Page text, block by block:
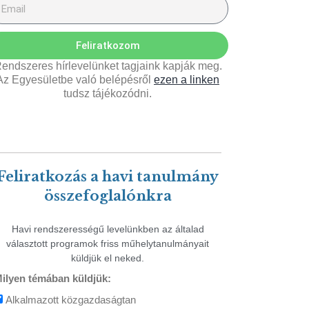
Feliratkozom
hírlevelünket tagjaink kapják meg.
Egyesületbe való belépésről ezen a linken
tudsz tájékozódni.
a havi tanulmány
összefoglalónkra
Havi rendszerességű levelünkben az általad
választott programok friss műhelytanulmányait
küldjük el neked.
témában küldjük:
Alkalmazott közgazdaságtan